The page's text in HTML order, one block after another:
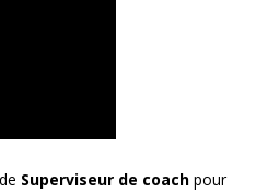
Superviseur de coach pour